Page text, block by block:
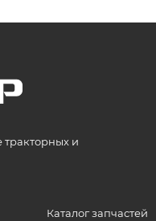
тракторных и
Каталог запчастей